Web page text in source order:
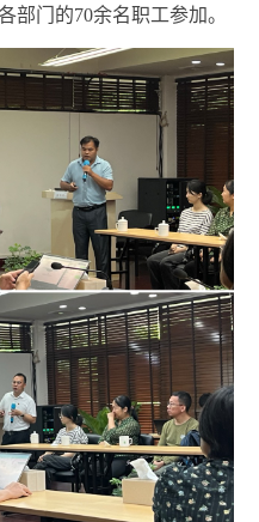
部门的70余名职工参加。